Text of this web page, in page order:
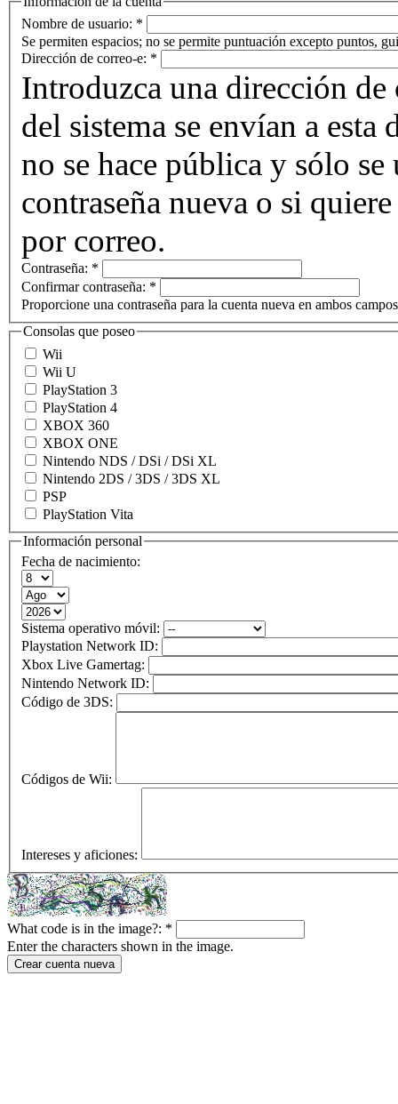
Nombre de usuario: *
Se permiten espacios; no se permite puntuación excepto puntos,
Dirección de correo-e: *
Introduzca una dirección
del sistema se envían a
no se hace pública y sólo
contraseña nueva o si
por correo.
Contraseña: *
Confirmar contraseña: *
Proporcione una contraseña para la cuenta nueva en ambos
Consolas que poseo
Wii
Wii U
PlayStation 3
PlayStation 4
XBOX 360
XBOX ONE
Nintendo NDS / DSi / DSi XL
Nintendo 2DS / 3DS / 3DS XL
PSP
PlayStation Vita
Información personal
Fecha de nacimiento:
Sistema operativo móvil:
Playstation Network ID:
Xbox Live Gamertag:
Nintendo Network ID:
Código de 3DS:
Códigos de Wii:
Intereses y aficiones:
What code is in the image?: *
Enter the characters shown in the image.